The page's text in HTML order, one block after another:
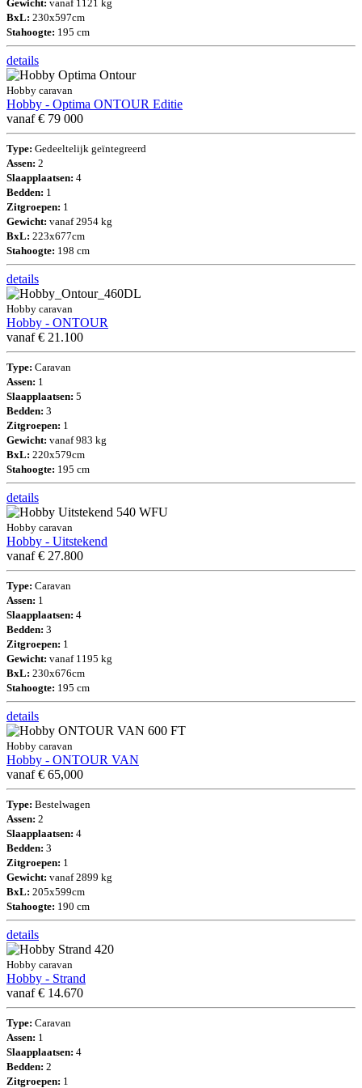
Gewicht: vanaf 1121 kg
BxL: 230x597cm
Stahoogte: 195 cm
details
Hobby caravan
Hobby - Optima ONTOUR Editie
vanaf € 79 000
Type: Gedeeltelijk geïntegreerd
Assen: 2
Slaapplaatsen: 4
Bedden: 1
Zitgroepen: 1
Gewicht: vanaf 2954 kg
BxL: 223x677cm
Stahoogte: 198 cm
details
Hobby caravan
Hobby - ONTOUR
vanaf € 21.100
Type: Caravan
Assen: 1
Slaapplaatsen: 5
Bedden: 3
Zitgroepen: 1
Gewicht: vanaf 983 kg
BxL: 220x579cm
Stahoogte: 195 cm
details
Hobby caravan
Hobby - Uitstekend
vanaf € 27.800
Type: Caravan
Assen: 1
Slaapplaatsen: 4
Bedden: 3
Zitgroepen: 1
Gewicht: vanaf 1195 kg
BxL: 230x676cm
Stahoogte: 195 cm
details
Hobby caravan
Hobby - ONTOUR VAN
vanaf € 65,000
Type: Bestelwagen
Assen: 2
Slaapplaatsen: 4
Bedden: 3
Zitgroepen: 1
Gewicht: vanaf 2899 kg
BxL: 205x599cm
Stahoogte: 190 cm
details
Hobby caravan
Hobby - Strand
vanaf € 14.670
Type: Caravan
Assen: 1
Slaapplaatsen: 4
Bedden: 2
Zitgroepen: 1